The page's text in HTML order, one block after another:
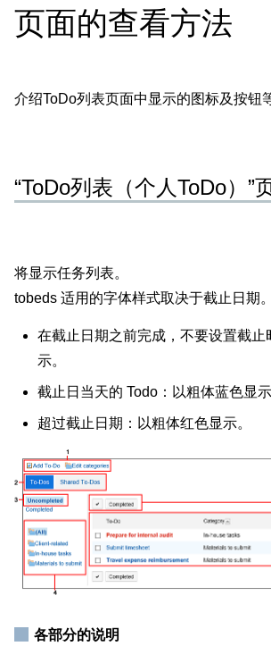
页面的查看方法
介绍ToDo列表页面中显示的图标及按钮
“ToDo列表（个人ToDo）”
将显示任务列表。
tobeds 适用的字体样式取决于截止日期。
在截止日期之前完成，不要设置截止
示。
截止日当天的 Todo：以粗体蓝色显示
超过截止日期：以粗体红色显示。
各部分的说明